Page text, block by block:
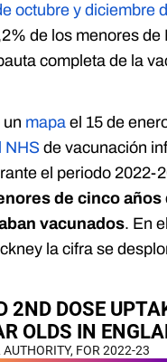
octubre y diciembre
de los menores de
completa de la
un mapa el 15 de
NHS de vacunación
el periodo 2022-
de cinco años
vacunados. En
la cifra se